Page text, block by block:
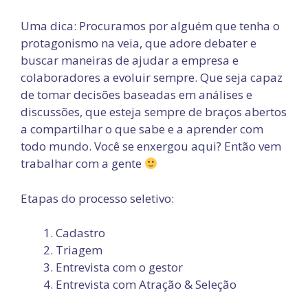
Uma dica: Procuramos por alguém que tenha o
protagonismo na veia, que adore debater e
buscar maneiras de ajudar a empresa e
colaboradores a evoluir sempre. Que seja capaz
de tomar decisões baseadas em análises e
discussões, que esteja sempre de braços abertos
a compartilhar o que sabe e a aprender com
todo mundo. Você se enxergou aqui? Então vem
trabalhar com a gente
Etapas do processo seletivo:
Cadastro
Triagem
Entrevista com o gestor
Entrevista com Atração & Seleção